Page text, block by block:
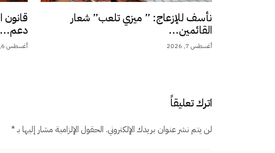
نأسف للإزعاج: ” ميزي تلعب” شعار
القائمين...
أغسطس 7, 2026
دعم...
أغسطس 6, 2026
اترك تعليقاً
لن يتم نشر عنوان بريدك الإلكتروني. الحقول الإلزامية مشار إليها بـ*